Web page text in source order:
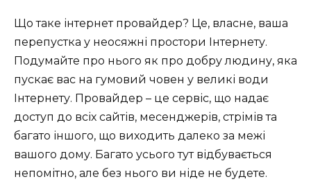
Що таке інтернет провайдер? Це, власне, ваша
перепустка у неосяжні простори Інтернету.
Подумайте про нього як про добру людину, яка
пускає вас на гумовий човен у великі води
Інтернету. Провайдер – це сервіс, що надає
доступ до всіх сайтів, месенджерів, стрімів та
багато іншого, що виходить далеко за межі
вашого дому. Багато усього тут відбувається
непомітно, але без нього ви ніде не будете.